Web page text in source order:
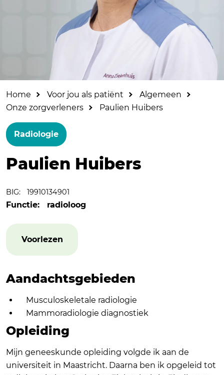
Home Voor jou als patiënt
Algemeen
Onze zorgverleners
Paulien Huibers
Radiologie
Paulien Huibers
BIG: 19910134901
Functie: radioloog
Voorlezen
Aandachtsgebieden
Musculoskeletale radiologie
Mammoradiologie diagnostiek
Opleiding
Mijn geneeskunde opleiding volgde ik aan de
universiteit in Maastricht. Daarna ben ik opgeleid tot